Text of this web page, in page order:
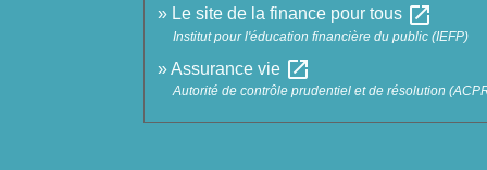
Le site de la finance pour tous open_in_new
Institut pour l'éducation financière du public (IEFP)
Assurance vie open_in_new
Autorité de contrôle prudentiel et de résolution